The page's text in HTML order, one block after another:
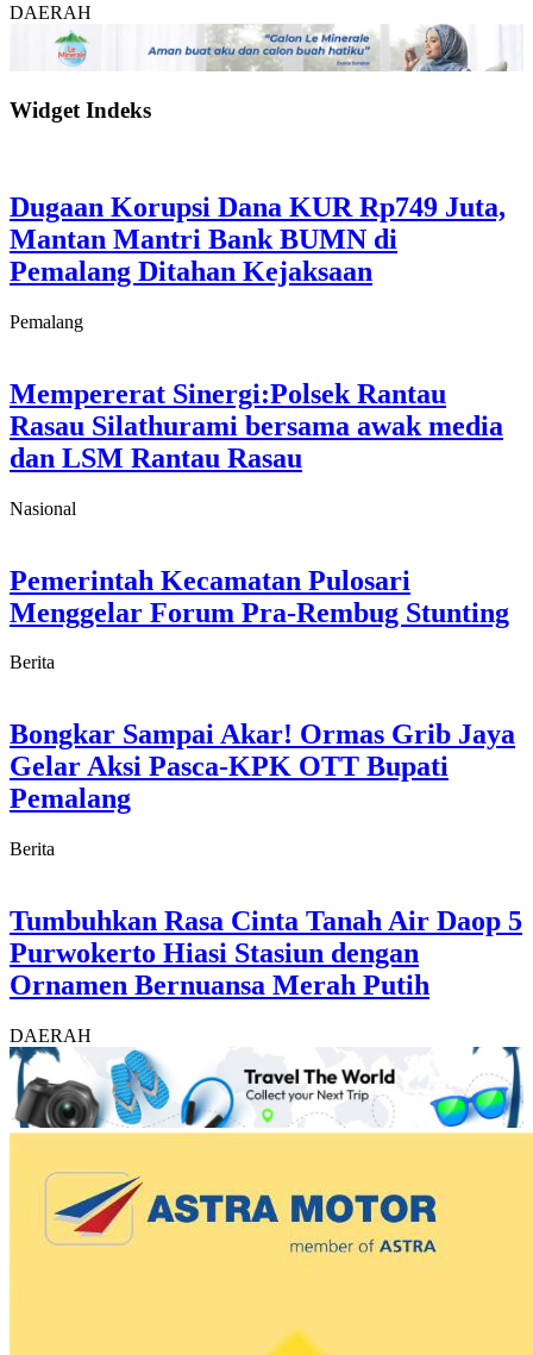
DAERAH
Widget Indeks
Dugaan Korupsi Dana KUR Rp749 Juta,
Mantan Mantri Bank BUMN di
Pemalang Ditahan Kejaksaan
Pemalang
Mempererat Sinergi:Polsek Rantau
Rasau Silathurami bersama awak media
dan LSM Rantau Rasau
Nasional
Pemerintah Kecamatan Pulosari
Menggelar Forum Pra-Rembug Stunting
Berita
Bongkar Sampai Akar! Ormas Grib Jaya
Gelar Aksi Pasca-KPK OTT Bupati
Pemalang
Berita
Tumbuhkan Rasa Cinta Tanah Air Daop 5
Purwokerto Hiasi Stasiun dengan
Ornamen Bernuansa Merah Putih
DAERAH